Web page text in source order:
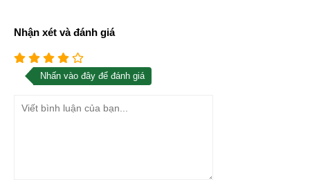
Nhận xét và đánh giá
Nhấn vào đây để đánh giá